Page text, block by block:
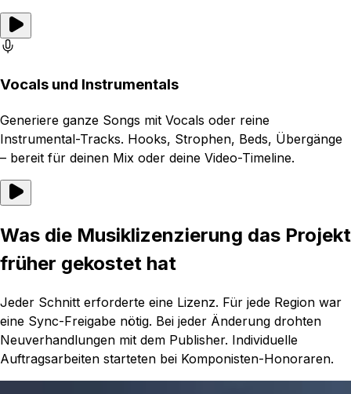
Vocals und Instrumentals
Generiere ganze Songs mit Vocals oder reine
Instrumental-Tracks. Hooks, Strophen, Beds, Übergänge
– bereit für deinen Mix oder deine Video-Timeline.
Was die Musiklizenzierung das Projekt
früher gekostet hat
Jeder Schnitt erforderte eine Lizenz. Für jede Region war
eine Sync-Freigabe nötig. Bei jeder Änderung drohten
Neuverhandlungen mit dem Publisher. Individuelle
Auftragsarbeiten starteten bei Komponisten-Honoraren.